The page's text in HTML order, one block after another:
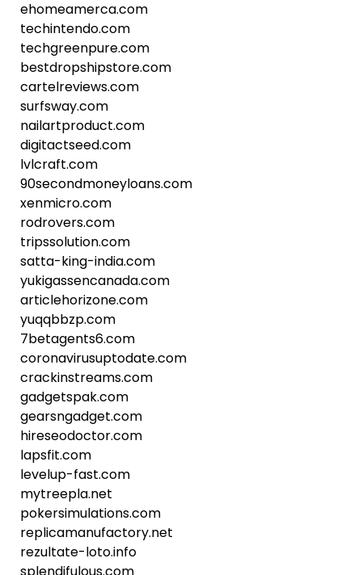
ehomeamerca.com
techintendo.com
techgreenpure.com
bestdropshipstore.com
cartelreviews.com
surfsway.com
nailartproduct.com
digitactseed.com
lvlcraft.com
90secondmoneyloans.com
xenmicro.com
rodrovers.com
tripssolution.com
satta-king-india.com
yukigassencanada.com
articlehorizone.com
yuqqbbzp.com
7betagents6.com
coronavirusuptodate.com
crackinstreams.com
gadgetspak.com
gearsngadget.com
hireseodoctor.com
lapsfit.com
levelup-fast.com
mytreepla.net
pokersimulations.com
replicamanufactory.net
rezultate-loto.info